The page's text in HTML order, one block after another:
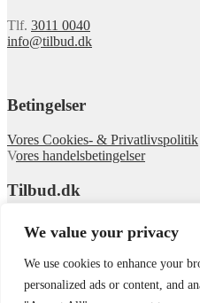
We value your privacy
We use cookies to enhance your
personalized ads or content, and
Tlf. 3011 0040
info@tilbud.dk
Betingelser
Vores Cookies- & Privatlivspolitik
Vores handelsbetingelser
Tilbud.dk
Om Tilbud
Se webshoppen
© tilbud.dk 2026